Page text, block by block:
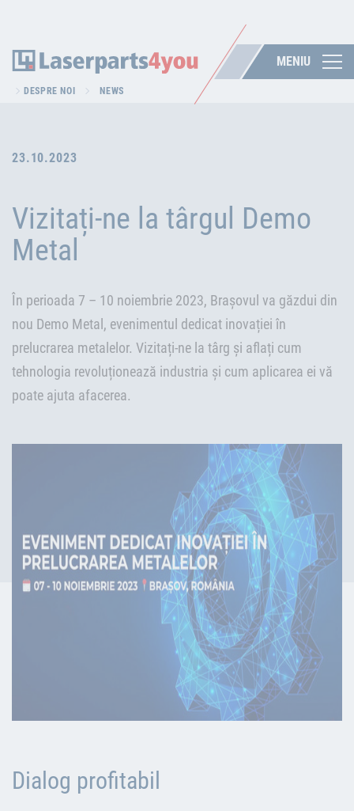
MENIU
DESPRE NOI NEWS
23.10.2023
Vizitați-ne la târgul Demo
Metal
În perioada 7 – 10 noiembrie 2023, Brașovul va găzdui din
nou Demo Metal, evenimentul dedicat inovației în
prelucrarea metalelor. Vizitați-ne la târg și aflați cum
tehnologia revoluționează industria și cum aplicarea ei vă
poate ajuta afacerea.
Dialog profitabil